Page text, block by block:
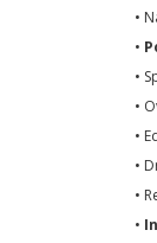
•
•
•
•
•
•
•
•